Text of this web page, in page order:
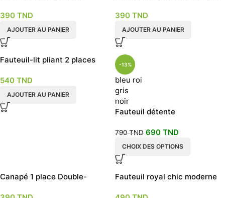
390 TND
AJOUTER AU PANIER
390 TND
AJOUTER AU PANIER
Fauteuil-lit pliant 2 places
540 TND
AJOUTER AU PANIER
-13%
bleu roi
gris
noir
Fauteuil détente
790TND 690 TND
CHOIX DES OPTIONS
Canapé 1 place Double-
Fauteuil royal chic moderne